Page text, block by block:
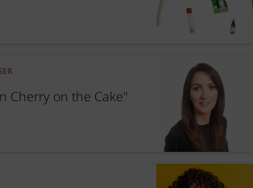
Cherry on the Cake"